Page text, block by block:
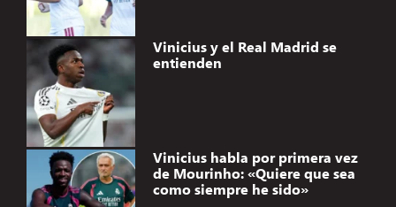
Vinicius y el Real Madrid se
entienden
Vinicius habla por primera vez
de Mourinho: «Quiere que sea
como siempre he sido»